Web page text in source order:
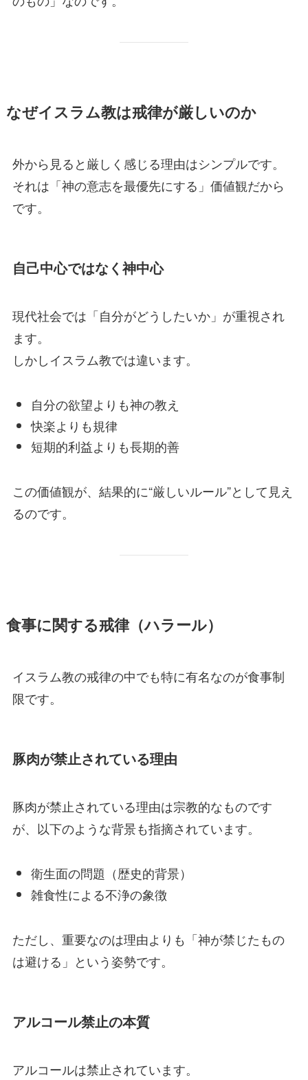
なぜイスラム教は戒律が厳しいのか
外から見ると厳しく感じる理由はシンプルです。
それは「神の意志を最優先にする」価値観だから
です。
自己中心ではなく神中心
現代社会では「自分がどうしたいか」が重視され
ます。
しかしイスラム教では違います。
自分の欲望よりも神の教え
快楽よりも規律
短期的利益よりも長期的善
この価値観が、結果的に“厳しいルール”として見え
るのです。
食事に関する戒律（ハラール）
イスラム教の戒律の中でも特に有名なのが食事制
限です。
豚肉が禁止されている理由
豚肉が禁止されている理由は宗教的なものです
が、以下のような背景も指摘されています。
衛生面の問題（歴史的背景）
雑食性による不浄の象徴
ただし、重要なのは理由よりも「神が禁じたもの
は避ける」という姿勢です。
アルコール禁止の本質
アルコールは禁止されています。